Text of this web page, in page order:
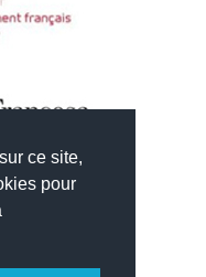
ce site,
pour